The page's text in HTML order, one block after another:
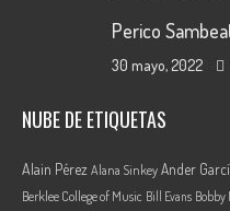
Perico
30 mayo, 2022
NUBE DE ETIQUETAS
Alain Pérez Alana SinkeyAnder
Berklee College of Music Bill Evans